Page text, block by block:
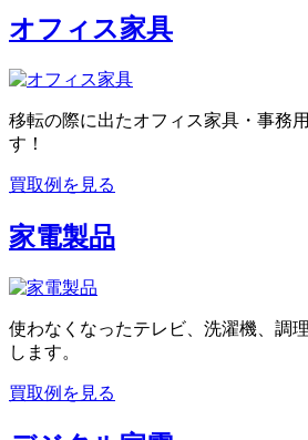
オフィス家具
移転の際に出たオフィス家具・事務
す！
買取例を見る
家電製品
使わなくなったテレビ、洗濯機、調
します。
買取例を見る